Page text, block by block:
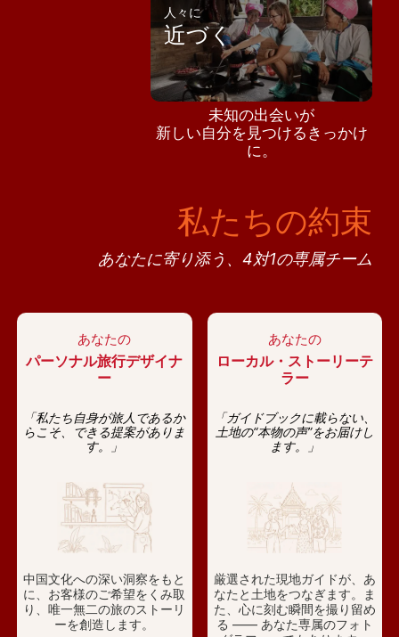
人々に
近づく
未知の出会いが
新しい自分を見つけるきっかけ
に。
私たちの約束
あなたに寄り添う、4対1の専属チーム
あなたの
パーソナル旅行デザイナ
ー
「私たち自身が旅人であるか
らこそ、できる提案がありま
す。」
中国文化への深い洞察をもと
に、お客様のご希望をくみ取
り、唯一無二の旅のストーリ
ーを創造します。
あなたの
ローカル・ストーリーテ
ラー
「ガイドブックに載らない、
土地の“本物の声”をお届けし
ます。」
厳選された現地ガイドが、あ
なたと土地をつなぎます。ま
た、心に刻む瞬間を撮り留め
る —— あなた専属のフォト